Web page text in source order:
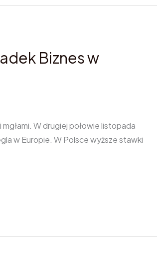
Biznes w
W drugiej połowie listopada
w Europie. W Polsce wyższe stawki